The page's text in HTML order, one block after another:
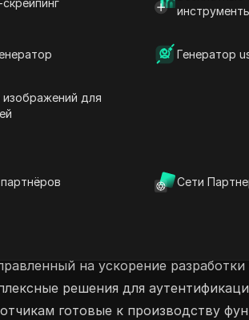
Генератор
изображений для
Сети
на ускорение разработки
решения для
готовые к производству